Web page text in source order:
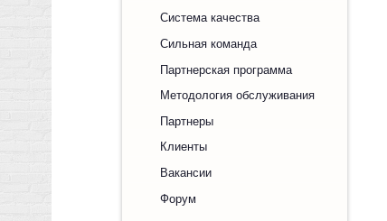
Система качества
Сильная команда
Партнерская программа
Методология обслуживания
Партнеры
Клиенты
Вакансии
Форум